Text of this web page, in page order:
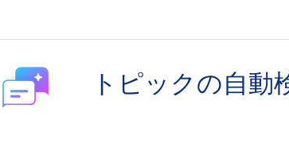
トピックの自動